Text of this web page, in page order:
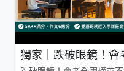
獨家｜跌破眼鏡！